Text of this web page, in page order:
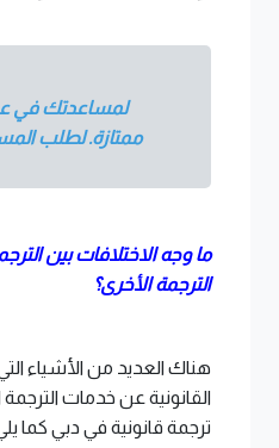
لمساعدتك في
ممتازة. لطلب
ما وجه الاختلافات بين
الترجمة الأخرى؟
هناك العديد من الأشياء التي
القانونية عن خدمات
ترجمة قانونية في دبي كما